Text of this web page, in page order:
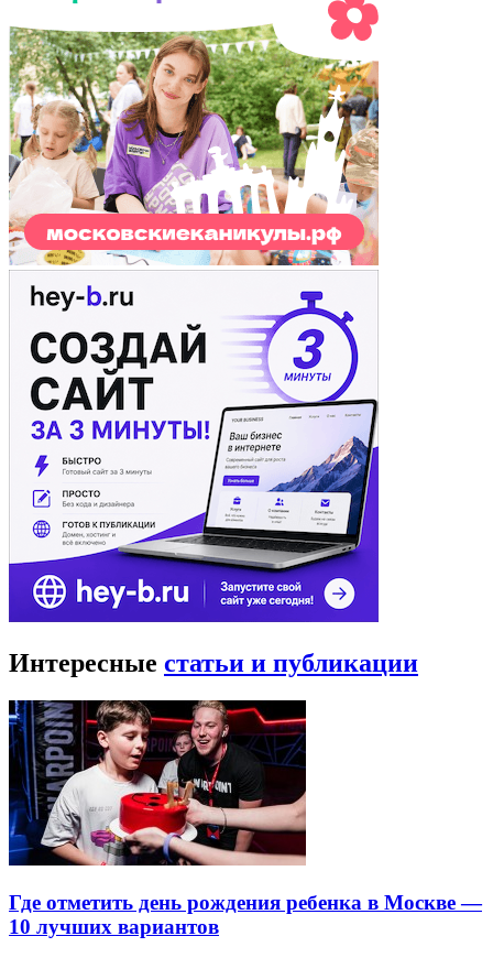
Интересные статьи и публикации
Где отметить день рождения ребенка в Москве —
10 лучших вариантов